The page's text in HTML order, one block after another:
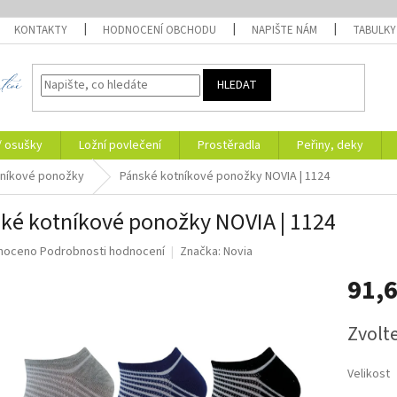
KONTAKTY HODNOCENÍ OBCHODU NAPIŠTE NÁM TABULKY
HLEDAT
osušky Ložní povlečení Prostěradla Peřiny, deky
ponožky Pánské kotníkové ponožky NOVIA | 1124
kotníkové ponožky NOVIA | 1124
Podrobnosti hodnocení Značka: Novia
cena:
Velikost